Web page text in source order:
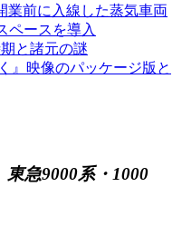
業前に入線した蒸気車両
ペースを導入
と諸元の謎
』映像のパッケージ版と
急9000系・1000